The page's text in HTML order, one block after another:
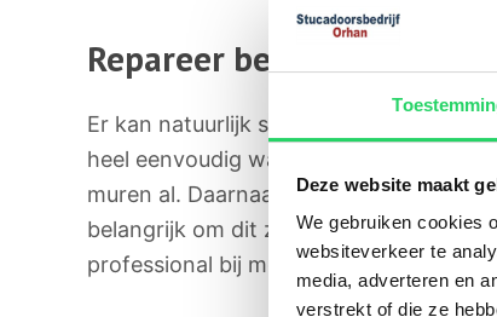
Deze website maakt
We gebruiken cookies
websiteverkeer te
media, adverteren en
verstrekt of die ze
Repareer beschadigingen
Er kan natuurlijk schade ontstaan aan
heel eenvoudig wat tegen doen. Door
muren al. Daarnaast kunt u ook
belangrijk om dit zo snel mogelijk te
professional bij moet komen.